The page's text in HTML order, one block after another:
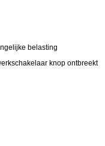
belasting
knop ontbreekt